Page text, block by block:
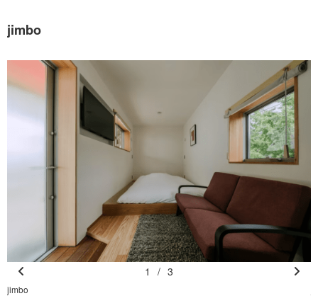
jimbo
Pr
jimbo
1 / 3